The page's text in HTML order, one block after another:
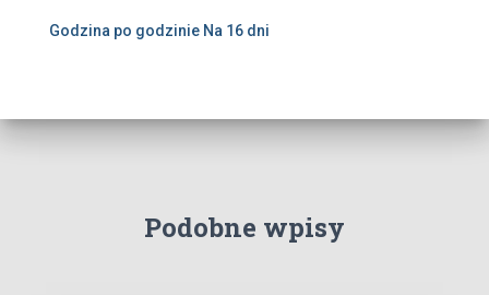
Godzina po godzinie Na 16 dni
Podobne wpisy